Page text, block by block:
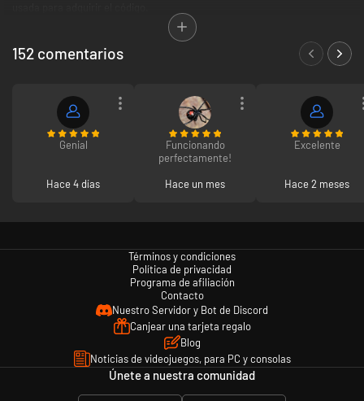
* no puede revenderse, intercambiarse, rembolsarse ni canjearse por
* no se remplazará por Nintendo ni por el vendedor en caso de pérdida,
152 comentarios
Genial
Hace 4 días
Funcionando
perfectamente!
Hace un mes
Excelente
Hace 2 meses
Términos y condiciones
Política de privacidad
Programa de afiliación
Contacto
Nuestro Servidor y Bot de Discord
Canjear una tarjeta regalo
Blog
Noticias de videojuegos, para PC y consolas
Únete a nuestra comunidad